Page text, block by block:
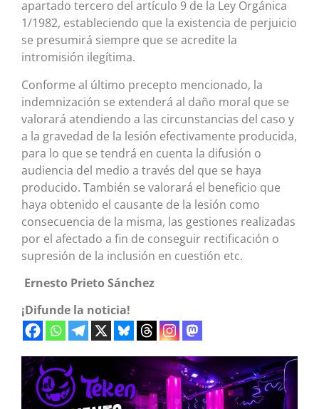
apartado tercero del artículo 9 de la Ley Orgánica
1/1982, estableciendo que la existencia de perjuicio
se presumirá siempre que se acredite la
intromisión ilegítima.
Conforme al último precepto mencionado, la
indemnización se extenderá al daño moral que se
valorará atendiendo a las circunstancias del caso y
a la gravedad de la lesión efectivamente producida,
para lo que se tendrá en cuenta la difusión o
audiencia del medio a través del que se haya
producido. También se valorará el beneficio que
haya obtenido el causante de la lesión como
consecuencia de la misma, las gestiones realizadas
por el afectado a fin de conseguir rectificación o
supresión de la inclusión en cuestión etc.
Ernesto Prieto Sánchez
¡Difunde la noticia!